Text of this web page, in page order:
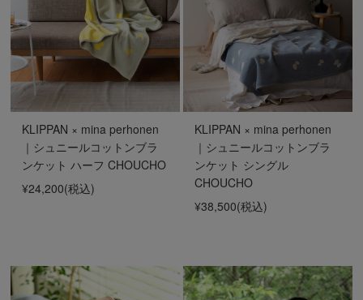
KLIPPAN × mina perhonen
｜シュニールコットンブラ
ンケット ハーフ CHOUCHO
¥24,200(税込)
KLIPPAN × mina perhonen
｜シュニールコットンブラ
ンケット シングル
CHOUCHO
¥38,500(税込)